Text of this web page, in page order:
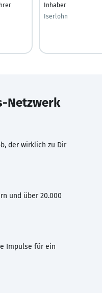
Inhaber
Iserlohn
Netzwerk
der wirklich zu Dir
und über 20.000
Impulse für ein